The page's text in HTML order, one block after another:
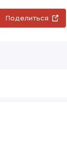
Поделиться